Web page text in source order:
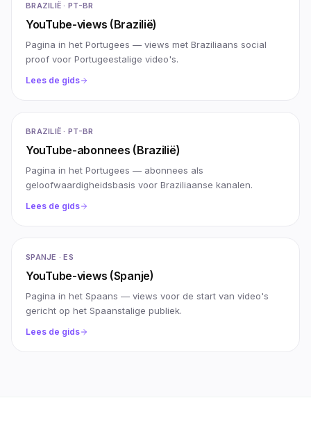
BRAZILIË · PT-BR
YouTube-views (Brazilië)
Pagina in het Portugees — views met Braziliaans social
proof voor Portugeestalige video's.
Lees de gids
BRAZILIË · PT-BR
YouTube-abonnees (Brazilië)
Pagina in het Portugees — abonnees als
geloofwaardigheidsbasis voor Braziliaanse kanalen.
Lees de gids
SPANJE · ES
YouTube-views (Spanje)
Pagina in het Spaans — views voor de start van video's
gericht op het Spaanstalige publiek.
Lees de gids